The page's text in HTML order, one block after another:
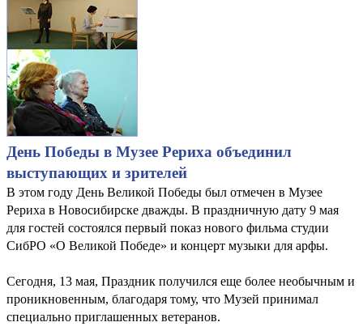
День Победы в Музее Рериха объединил
выступающих и зрителей
В этом году День Великой Победы был отмечен в Музее
Рериха в Новосибирске дважды. В праздничную дату 9 мая
для гостей состоялся первый показ нового фильма студии
СибРО «О Великой Победе» и концерт музыки для арфы.
Сегодня, 13 мая, Праздник получился еще более необычным и
проникновенным, благодаря тому, что Музей принимал
специально приглашенных ветеранов.